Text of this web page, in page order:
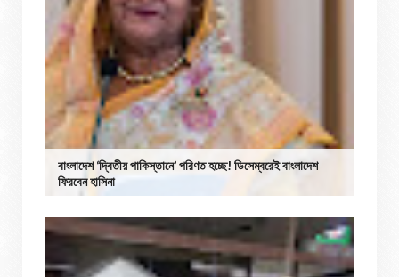
বাংলাদেশ ‘দ্বিতীয় পাকিস্তানে’ পরিণত হচ্ছে! ডিসেম্বরেই বাংলাদেশ
ফিরবেন হাসিনা